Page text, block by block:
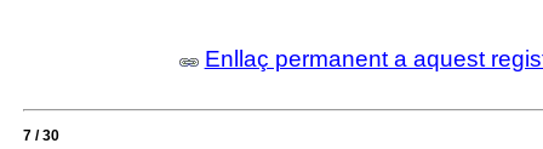
Enllaç permanent a aquest
7 / 30